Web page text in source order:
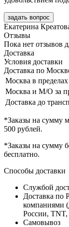
задать вопрос
Екатерина
Отзывы
Пока нет отзывов
Доставка
Условия доставки
Доставка по
Москва в
Москва и М/О за
Доставка до
*Заказы на сумму
500 рублей.
*Заказы на сумму
бесплатно.
Способы доставки
Службой
Доставка по
компаниями
России,
Самовывоз